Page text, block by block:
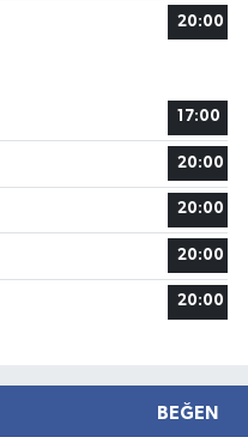
20:00
17:00
20:00
20:00
20:00
20:00
BEĞEN